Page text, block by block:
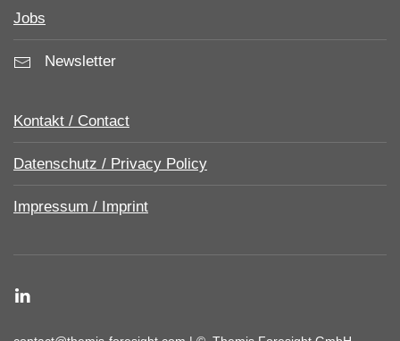
Jobs
Newsletter
Kontakt / Contact
Datenschutz / Privacy Policy
Impressum / Imprint